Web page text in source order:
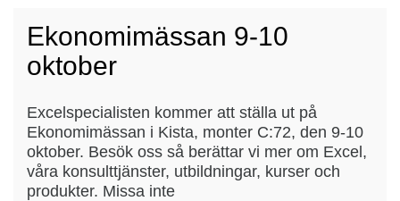
Ekonomimässan 9-10
oktober
Excelspecialisten kommer att ställa ut på
Ekonomimässan i Kista, monter C:72, den 9-10
oktober. Besök oss så berättar vi mer om Excel,
våra konsulttjänster, utbildningar, kurser och
produkter. Missa inte